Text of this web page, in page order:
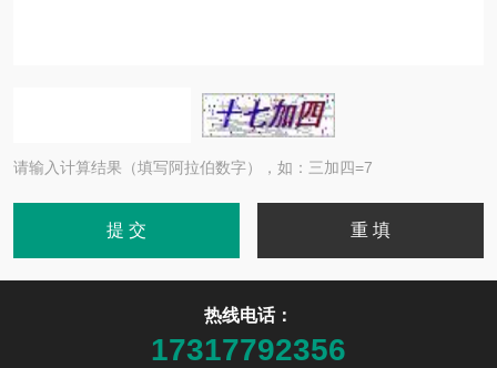
请输入计算结果（填写阿拉伯数字），如：三加四=7
热线电话：
17317792356